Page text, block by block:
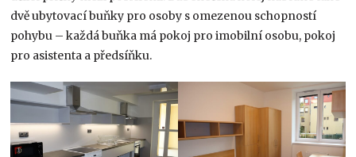
dvě ubytovací buňky pro osoby s omezenou schopností
pohybu – každá buňka má pokoj pro imobilní osobu, pokoj
pro asistenta a předsíňku.